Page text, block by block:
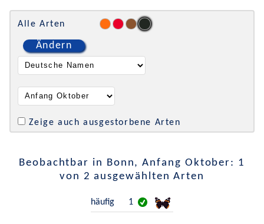
Alle Arten
Ändern
Zeige auch ausgestorbene Arten
Beobachtbar in Bonn, Anfang Oktober: 1
von 2 ausgewählten Arten
häufig 1